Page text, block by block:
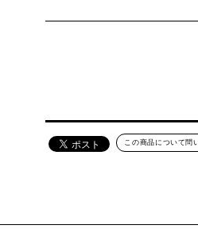
この商品について問